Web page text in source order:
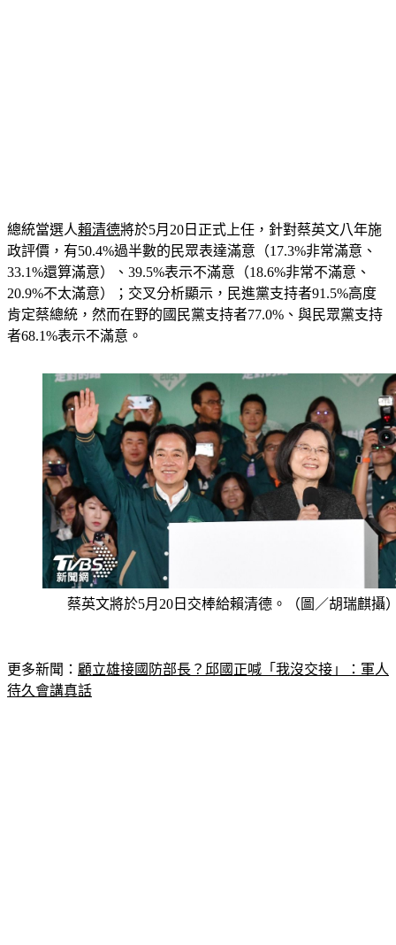
總統當選人賴清德將於5月20日正式上任，針對蔡英文八年施
政評價 ，有50.4%過半數的民眾表達滿意（17.3%非常滿意、
33.1%還算滿意）、39.5%表示不滿意（18.6%非常不滿意、
20.9%不太滿意）；交叉分析顯示，民進黨支持者91.5%高度
肯定蔡總統，然而在野的國民黨支持者77.0%、與民眾黨支持
者68.1%表示不滿意。
蔡英文將於5月20日交棒給賴清德。（圖／胡瑞麒攝
更多新聞： 顧立雄接國防部長？邱國正喊「我沒交接」：軍人
待久會講真話